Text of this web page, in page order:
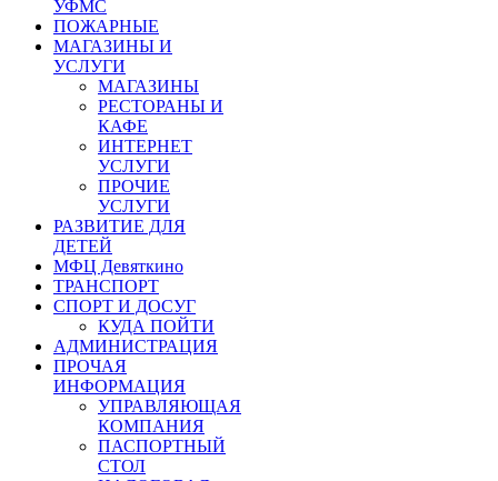
УФМС
ПОЖАРНЫЕ
МАГАЗИНЫ И
УСЛУГИ
МАГАЗИНЫ
РЕСТОРАНЫ И
КАФЕ
ИНТЕРНЕТ
УСЛУГИ
ПРОЧИЕ
УСЛУГИ
РАЗВИТИЕ ДЛЯ
ДЕТЕЙ
МФЦ Девяткино
ТРАНСПОРТ
СПОРТ И ДОСУГ
КУДА ПОЙТИ
АДМИНИСТРАЦИЯ
ПРОЧАЯ
ИНФОРМАЦИЯ
УПРАВЛЯЮЩАЯ
КОМПАНИЯ
ПАСПОРТНЫЙ
СТОЛ